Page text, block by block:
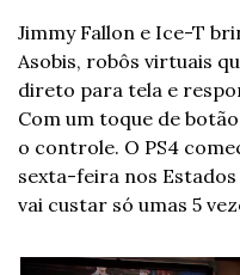
Jimmy Fallon e Ice-T
Asobis, robôs virtuais
direto para tela e
Com um toque de
o controle. O PS4
sexta-feira nos
vai custar só umas 5